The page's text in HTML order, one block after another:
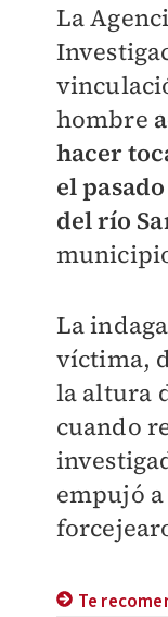
La
hombre
hacer
el
del río
La
víctima,
la altura
cuando
empujó
Te